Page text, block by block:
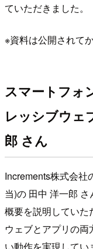
ていただきました。
※資料は公開されて
スマートフォ
レッシブウェ
郎 さん
Increments株式会社
当)の 田中 洋一郎
概要を説明していた
ウェブとアプリの